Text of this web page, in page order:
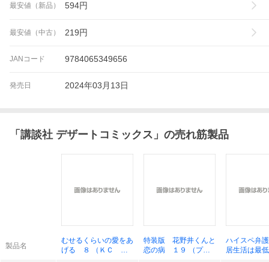
最安値（新品） 594円
最安値（中古） 219円
JANコード 9784065349656
発売日 2024年03月13日
「 講談社 デザートコミックス 」の売れ筋製品
製品名
むせるくらいの愛をあ
げる ８ （ＫＣ デ
特装版 花野井くんと
恋の病 １９ （プレ
ハイスペ弁
居生活は最